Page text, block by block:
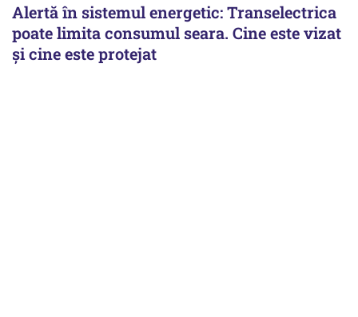
Alertă în sistemul energetic: Transelectrica
poate limita consumul seara. Cine este vizat
și cine este protejat